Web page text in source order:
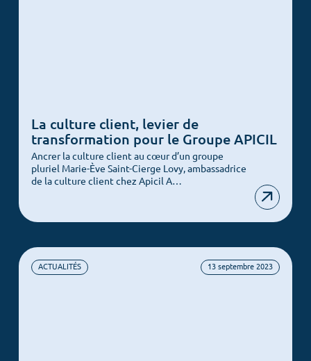
La culture client, levier de
transformation pour le Groupe APICIL
Ancrer la culture client au cœur d’un groupe
pluriel Marie-Ève Saint-Cierge Lovy, ambassadrice
de la culture client chez Apicil A…
ACTUALITÉS 13 septembre 2023